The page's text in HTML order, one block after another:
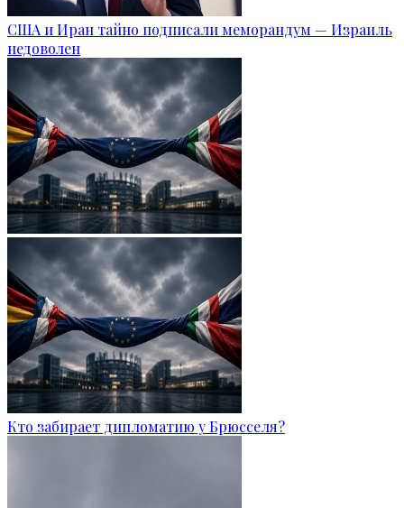
США и Иран тайно подписали меморандум — Израиль
недоволен
Кто забирает дипломатию у Брюсселя?